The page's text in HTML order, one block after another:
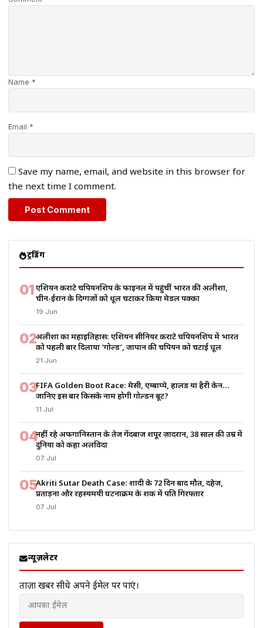
Name *
Email *
Save my name, email, and website in this browser for
the next time I comment.
ट्रेंडिंग
01एशियन कराटे चैंपियनशिप के फाइनल में पहुंचीं भारत की अलीशा,
चीन-ईरान के दिग्गजों को धूल चटाकर किया मेडल पक्का
19 Jun
02अलीशा का महाइतिहास: एशियन सीनियर कराटे चैंपियनशिप में भारत
को पहली बार दिलाया ‘गोल्ड’, जापान की चैंपियन को चटाई धूल
21 Jun
03FIFA Golden Boot Race: मेसी, एम्बाप्पे, हालैंड या हैरी केन…
जानिए इस बार किसके नाम होगी गोल्डन बूट?
11 Jul
04नहीं रहे अफगानिस्तान के तेज गेंदबाज शपूर ज़ादरान, 38 साल की उम्र में
दुनिया को कहा अलविदा
07 Jul
05Akriti Sutar Death Case: शादी के 72 दिन बाद मौत, दहेज,
प्रताड़ना और रहस्यमयी घटनाक्रम के शक में पति गिरफ्तार
07 Jul
न्यूज़लेटर
ताज़ा खबरें सीधे अपने ईमेल पर पाएं।